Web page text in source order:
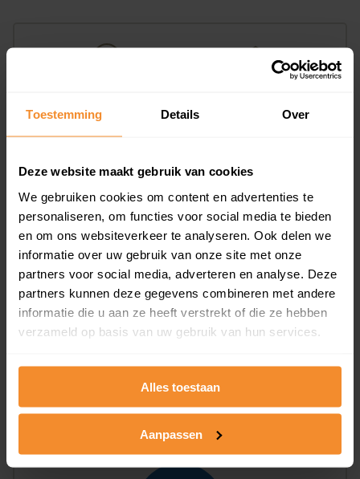
Toestemming Details Over
Deze website maakt gebruik van cookies
We gebruiken cookies om content en advertenties te
personaliseren, om functies voor social media te bieden
en om ons websiteverkeer te analyseren. Ook delen we
informatie over uw gebruik van onze site met onze
partners voor social media, adverteren en analyse. Deze
partners kunnen deze gegevens combineren met andere
informatie die u aan ze heeft verstrekt of die ze hebben
verzameld op basis van uw gebruik van hun services.
Alles toestaan
Aanpassen
85%
Appartementen
aandeel van totale woningen
0%
Bouwjaar